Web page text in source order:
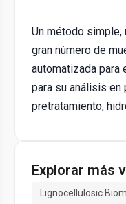
Un método simple,
gran número de
automatizada para
para su análisis
pretratamiento,
Explorar más
Lignocellulosic